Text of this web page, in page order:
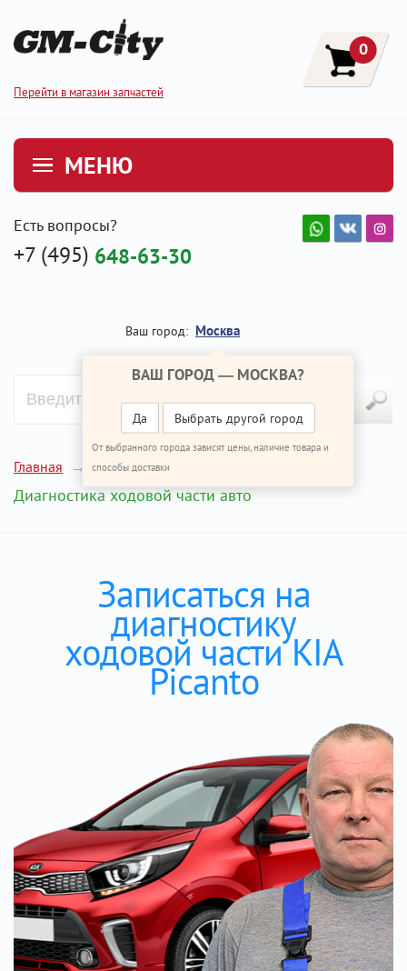
Перейти в магазин запчастей
0
МЕНЮ
Есть вопросы?
+7 (495) 648-63-30
Ваш город: Москва
ВАШ ГОРОД — МОСКВА?
Да Выбрать другой город
От выбранного города зависят цены, наличие товара и
способы доставки
Главная Ремонт КИА Пиканто
Диагностика ходовой части авто
Записаться на
диагностику
ходовой части KIA
Picanto